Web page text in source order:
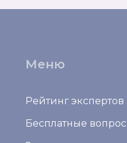
Меню
Рейтинг экспертов
Бесплатные